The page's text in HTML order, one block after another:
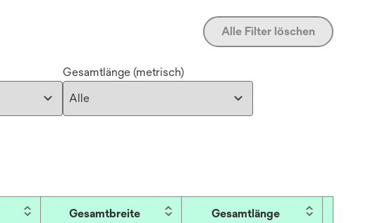
Alle Filter löschen
Gesamtlänge (metrisch)
Gesamtbreite
Gesamtlänge